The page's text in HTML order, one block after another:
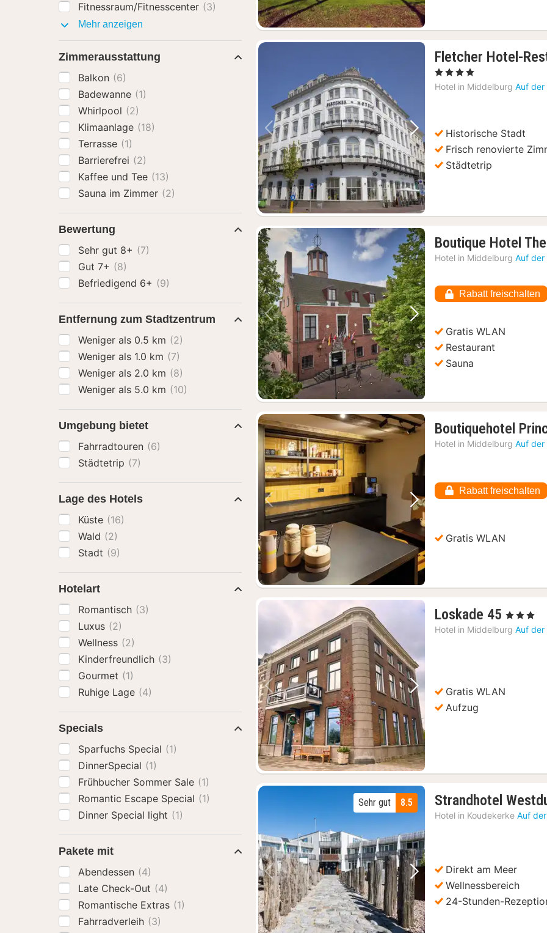
Vorheriges Bild Nächstes Bild
Fletcher Hotel-
, 4 Sterne
Hotel in Middelburg Auf der
Historische Stadt
Frisch renovierte
Städtetrip
Vorheriges Bild Nächstes Bild
Boutique Hotel
Hotel in Middelburg Auf der
Rabatt freischalten
Gratis WLAN
Restaurant
Sauna
Vorheriges Bild Nächstes Bild
Boutiquehotel
Hotel in Middelburg Auf der
Rabatt freischalten
Gratis WLAN
Vorheriges Bild Nächstes Bild
Loskade 45 1
Nacht
, 3 Sterne
Hotel in Middelburg Auf der
Gratis WLAN
Aufzug
Vorheriges Bild Nächstes Bild
8.5
Sehr gut Strandhotel
Hotel in Koudekerke Auf
Direkt am Meer
Wellnessbereich
24-Stunden-
Fitnessraum/Fitnesscenter (3)
Mehr anzeigen
Zimmerausstattung
Balkon (6)
Badewanne (1)
Whirlpool (2)
Klimaanlage (18)
Terrasse (1)
Barrierefrei (2)
Kaffee und Tee (13)
Sauna im Zimmer (2)
Bewertung
Sehr gut 8+ (7)
Gut 7+ (8)
Befriedigend 6+ (9)
Entfernung zum Stadtzentrum
Weniger als 0.5 km (2)
Weniger als 1.0 km (7)
Weniger als 2.0 km (8)
Weniger als 5.0 km (10)
Umgebung bietet
Fahrradtouren (6)
Städtetrip (7)
Lage des Hotels
Küste (16)
Wald (2)
Stadt (9)
Hotelart
Romantisch (3)
Luxus (2)
Wellness (2)
Kinderfreundlich (3)
Gourmet (1)
Ruhige Lage (4)
Specials
Sparfuchs Special (1)
DinnerSpecial (1)
Frühbucher Sommer Sale (1)
Romantic Escape Special (1)
Dinner Special light (1)
Pakete mit
Abendessen (4)
Late Check-Out (4)
Romantische Extras (1)
Fahrradverleih (3)